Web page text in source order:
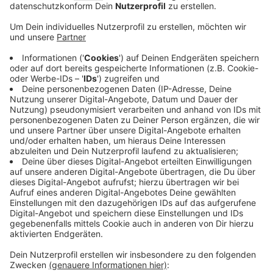
finde es so überragend, wieder vor Zuschauern zu
Bier gesehen. Das ist für mich Fußball-Romantik
Veröffentlicht:Mittwoch, 07.09.2022 14:18
Anzeige
Außerdem nominiert ist ein Bayer 04 Fan-Banner zum
Aktionsspieltag Klimaschutz mit den Worten „1 Minute
gegen Klimawandel? Viel Spaß bei 90 min Klimaanlage
in Katar“. Noch eine Woche kann jederhierfür seinen
Favoriten-Spruch abstimmen. Der Gewinner bekommt
Ende Oktober ein Preisgeld von 5.000 Euro für den
guten Zweck.
Anzeige